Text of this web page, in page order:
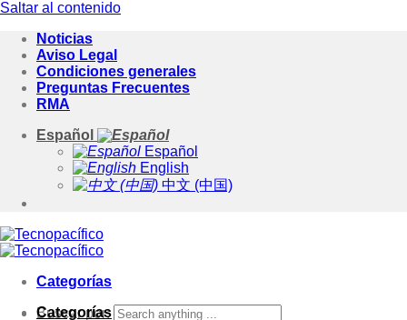
Saltar al contenido
Noticias
Aviso Legal
Condiciones generales
Preguntas Frecuentes
RMA
Español
Español
English
中文 (中国)
Categorías
Buscar por:
Categorías